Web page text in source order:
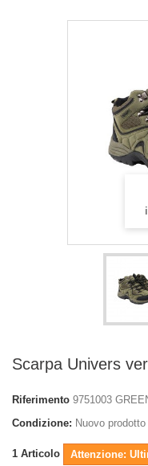
Scarpa Univers
Riferimento 9751003
Condizione: Nuovo prodotto
1 Articolo Attenzione: